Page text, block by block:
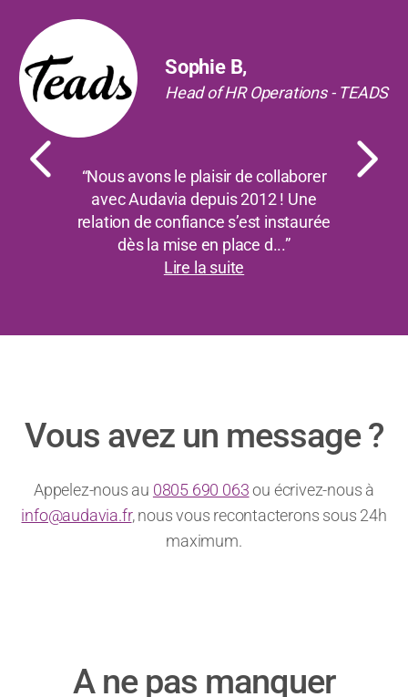
Sophie B,
Head of HR Operations - TEADS
“Nous avons le plaisir de collaborer
avec Audavia depuis 2012 ! Une
relation de confiance s’est instaurée
dès la mise en place d...”
Lire la suite
Vous avez un message ?
Appelez-nous au 0805 690 063ou écrivez-nous à
info@audavia.fr, nous vous recontacterons sous 24h
maximum.
A ne pas manquer